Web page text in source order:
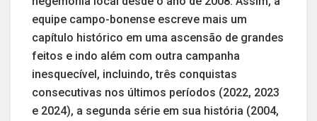
equipe campo-bonense escreve mais um
capítulo histórico em uma ascensão de grandes
feitos e indo além com outra campanha
inesquecível, incluindo, três conquistas
consecutivas nos últimos períodos (2022, 2023
e 2024), a segunda série em sua história (2004,